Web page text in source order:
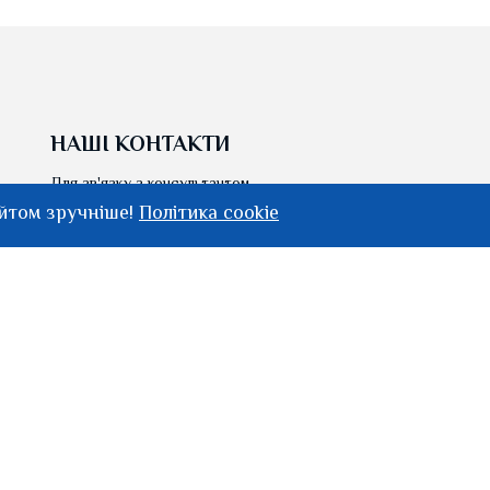
НАШІ КОНТАКТИ
Для зв'язку з консультантом
+38 (095) 420 95 73
зручніше! Політика cookie